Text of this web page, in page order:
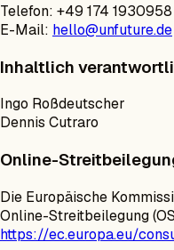
Telefon: +49 174 1930958
E-Mail: hello@unfuture.de
Inhaltlich
Ingo Roßdeutscher
Dennis Cutraro
Online-
Die Europäische
Online-Streitbeilegung
https://ec.europa.eu/